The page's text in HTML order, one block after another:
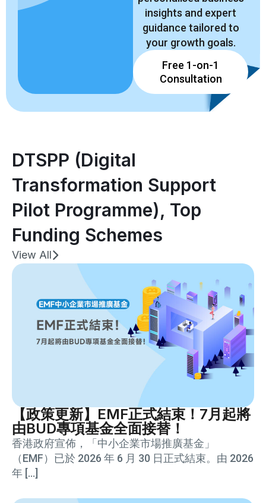
insights and expert
guidance tailored to
your growth goals.
Free 1-on-1
Consultation
DTSPP (Digital
Transformation Support
Pilot Programme), Top
Funding Schemes
View All
【政策更新】EMF正式結束！7月起將
由BUD專項基金全面接替！
香港政府宣佈，「中小企業市場推廣基金」
（EMF）已於 2026 年 6 月 30 日正式結束。由 2026
年 […]